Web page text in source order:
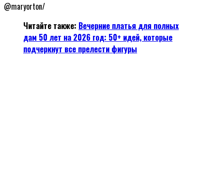
@maryorton/
Читайте также: Вечерние платья для полных
дам 50 лет на 2026 год: 50+ идей, которые
подчеркнут все прелести фигуры